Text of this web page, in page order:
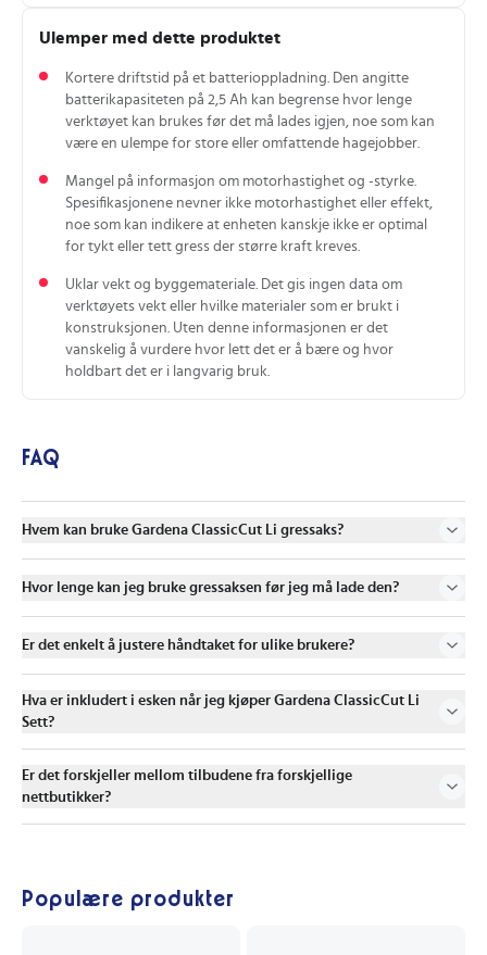
Ulemper med dette produktet
Kortere driftstid på et batterioppladning. Den angitte
batterikapasiteten på 2,5 Ah kan begrense hvor lenge
verktøyet kan brukes før det må lades igjen, noe som kan
være en ulempe for store eller omfattende hagejobber.
Mangel på informasjon om motorhastighet og -styrke.
Spesifikasjonene nevner ikke motorhastighet eller effekt,
noe som kan indikere at enheten kanskje ikke er optimal
for tykt eller tett gress der større kraft kreves.
Uklar vekt og byggemateriale. Det gis ingen data om
verktøyets vekt eller hvilke materialer som er brukt i
konstruksjonen. Uten denne informasjonen er det
vanskelig å vurdere hvor lett det er å bære og hvor
holdbart det er i langvarig bruk.
FAQ
Hvem kan bruke Gardena ClassicCut Li gressaks?
Hvor lenge kan jeg bruke gressaksen før jeg må lade den?
Er det enkelt å justere håndtaket for ulike brukere?
Hva er inkludert i esken når jeg kjøper Gardena ClassicCut Li
Sett?
Er det forskjeller mellom tilbudene fra forskjellige
nettbutikker?
Populære produkter